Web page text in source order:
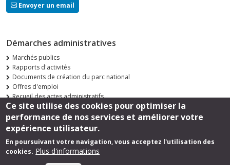
Envoyer un email
Démarches administratives
Marchés publics
Rapports d'activités
Documents de création du parc national
Offres d'emploi
Recueil des actes administratifs
Consultations publiques
Suivez-nous
Ce site utilise des cookies pour optimiser la
performance de nos services et améliorer votre
expérience utilisateur.
En poursuivant votre navigation, vous acceptez l'utilisation des
cookies. Plus d'informations